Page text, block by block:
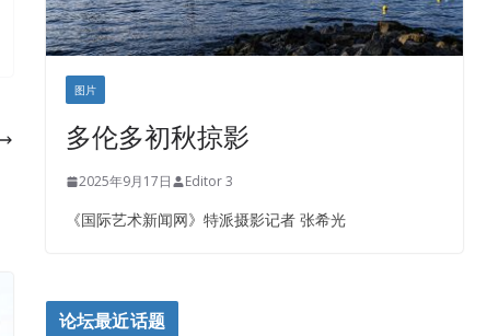
图片
多伦多初秋掠影
2025年9月17日 Editor 3
《国际艺术新闻网》特派摄影记者 张希光
论坛最近话题